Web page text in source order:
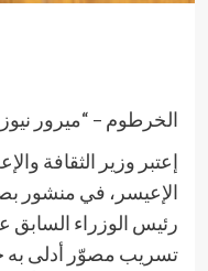
الخرطوم – “ميرور
إعتبر وزير الثقافة
الإعيسر، في منشور
رئيس الوزراء السابق
تسريب مصوّر أدلى به